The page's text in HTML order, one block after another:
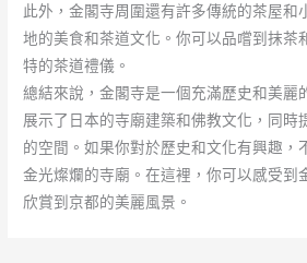
此外，金閣寺周圍還有許多傳統的茶屋和
地的美食和茶道文化。你可以品嚐到抹茶
特的茶道禮儀。
總結來說，金閣寺是一個充滿歷史和美麗
展示了日本的寺廟建築和佛教文化，同時
的空間。如果你對於歷史和文化有興趣，
金光燦爛的寺廟。在這裡，你可以感受到
欣賞到京都的美麗風景。